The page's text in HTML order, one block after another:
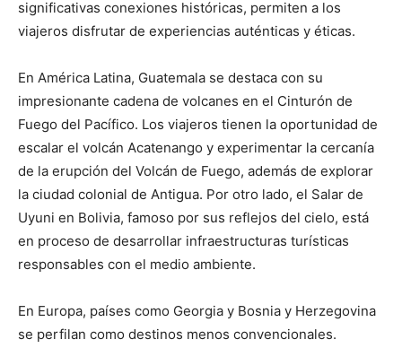
significativas conexiones históricas, permiten a los
viajeros disfrutar de experiencias auténticas y éticas.
En América Latina, Guatemala se destaca con su
impresionante cadena de volcanes en el Cinturón de
Fuego del Pacífico. Los viajeros tienen la oportunidad de
escalar el volcán Acatenango y experimentar la cercanía
de la erupción del Volcán de Fuego, además de explorar
la ciudad colonial de Antigua. Por otro lado, el Salar de
Uyuni en Bolivia, famoso por sus reflejos del cielo, está
en proceso de desarrollar infraestructuras turísticas
responsables con el medio ambiente.
En Europa, países como Georgia y Bosnia y Herzegovina
se perfilan como destinos menos convencionales.